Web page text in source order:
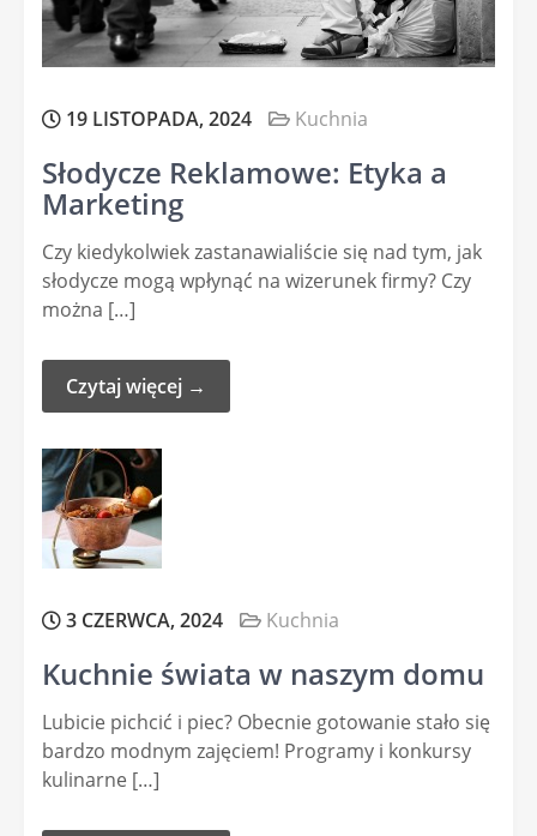
19 LISTOPADA, 2024 Kuchnia
Słodycze Reklamowe: Etyka a
Marketing
Czy kiedykolwiek zastanawialiście się nad tym, jak
słodycze mogą wpłynąć na wizerunek firmy? Czy
można […]
Czytaj więcej →
3 CZERWCA, 2024 Kuchnia
Kuchnie świata w naszym domu
Lubicie pichcić i piec? Obecnie gotowanie stało się
bardzo modnym zajęciem! Programy i konkursy
kulinarne […]